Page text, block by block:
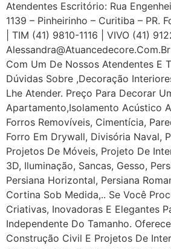
Atendentes Escritório: Rua
1139 – Pinheirinho – Curitiba – PR.
| TIM (41) 9810-1116 | VIVO (41)
Com Um De Nossos Atendentes E
Dúvidas Sobre ,Decoração
Lhe Atender. Preço Para Decorar
Apartamento,Isolamento Acústico
Forros Removíveis, Cimentícia,
Forro Em Drywall, Divisória Naval,
Projetos De Móveis, Projeto De
3D, Iluminação, Sancas, Gesso,
Persiana Horizontal, Persiana
Cortina Sob Medida,.. Se Você
Criativas, Inovadoras E Elegantes
Independente Do Tamanho.
Construção Civil E Projetos De